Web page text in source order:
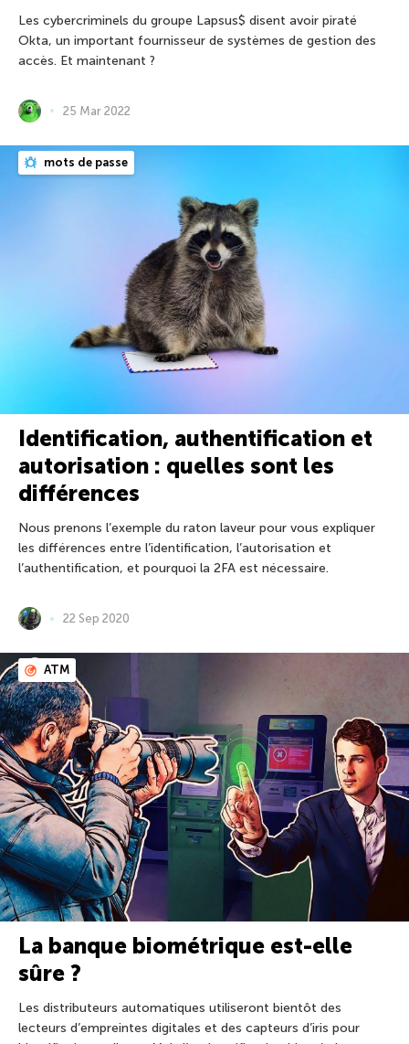
Les cybercriminels du groupe Lapsus$ disent avoir piraté
Okta, un important fournisseur de systèmes de gestion des
accès. Et maintenant ?
25 Mar 2022
mots de passe
Identification, authentification et
autorisation : quelles sont les
différences
Nous prenons l’exemple du raton laveur pour vous expliquer
les différences entre l’identification, l’autorisation et
l’authentification, et pourquoi la 2FA est nécessaire.
22 Sep 2020
ATM
La banque biométrique est-elle
sûre ?
Les distributeurs automatiques utiliseront bientôt des
lecteurs d’empreintes digitales et des capteurs d’iris pour